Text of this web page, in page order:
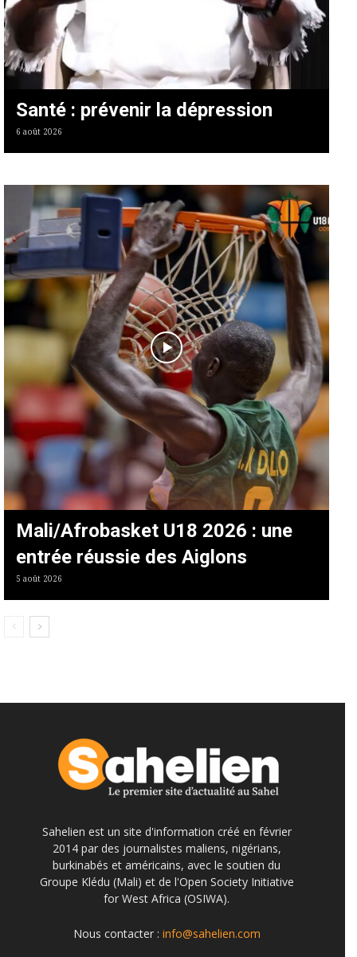
Santé : prévenir la dépression
6 août 2026
Mali/Afrobasket U18 2026 : une
entrée réussie des Aiglons
5 août 2026
Sahelien est un site d'information créé en février
2014 par des journalistes maliens, nigérians,
burkinabés et américains, avec le soutien du
Groupe Klédu (Mali) et de l'Open Society Initiative
for West Africa (OSIWA).
Nous contacter : info@sahelien.com